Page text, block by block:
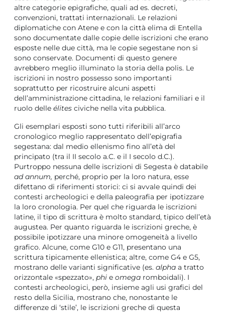
altre categorie epigrafiche, quali ad es. decreti,
convenzioni, trattati internazionali. Le relazioni
diplomatiche con Atene e con la città elima di Entella
sono documentate dalle copie delle iscrizioni che erano
esposte nelle due città, ma le copie segestane non si
sono conservate. Documenti di questo genere
avrebbero meglio illuminato la storia della polis. Le
iscrizioni in nostro possesso sono importanti
soprattutto per ricostruire alcuni aspetti
dell’amministrazione cittadina, le relazioni familiari e il
ruolo delle élites civiche nella vita pubblica.
Gli esemplari esposti sono tutti riferibili all’arco
cronologico meglio rappresentato dell’epigrafia
segestana: dal medio ellenismo fino all’età del
principato (tra il II secolo a.C. e il I secolo d.C.).
Purtroppo nessuna delle iscrizioni di Segesta è databile
ad annum, perché, proprio per la loro natura, esse
difettano di riferimenti storici: ci si avvale quindi dei
contesti archeologici e della paleografia per ipotizzare
la loro cronologia. Per quel che riguarda le iscrizioni
latine, il tipo di scrittura è molto standard, tipico dell’età
augustea. Per quanto riguarda le iscrizioni greche, è
possibile ipotizzare una minore omogeneità a livello
grafico. Alcune, come G10 e G11, presentano una
scrittura tipicamente ellenistica; altre, come G4 e G5,
mostrano delle varianti significative (es. alpha a tratto
orizzontale «spezzato», phi e omega romboidali). I
contesti archeologici, però, insieme agli usi grafici del
resto della Sicilia, mostrano che, nonostante le
differenze di ‘stile’, le iscrizioni greche di questa